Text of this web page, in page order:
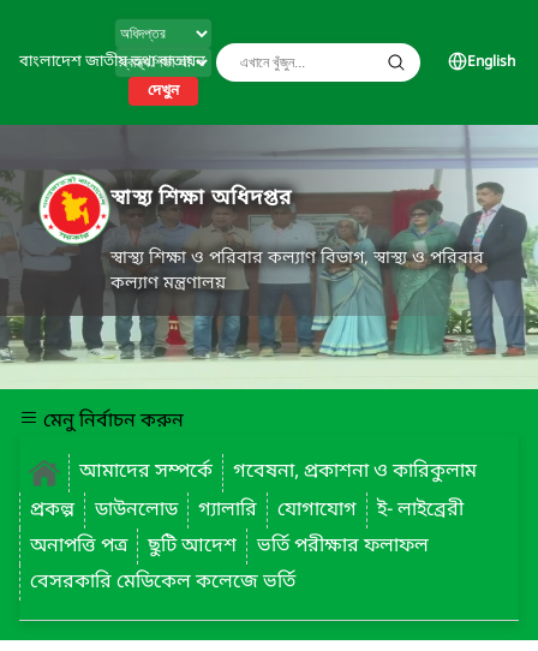
বাংলাদেশ জাতীয় তথ্য বাতায়ন
দেখুন
English
স্বাস্থ্য শিক্ষা অধিদপ্তর
স্বাস্থ্য শিক্ষা ও পরিবার কল্যাণ বিভাগ, স্বাস্থ্য ও পরিবার
কল্যাণ মন্ত্রণালয়
মেনু নির্বাচন করুন
আমাদের সম্পর্কে
গবেষনা, প্রকাশনা ও কারিকুলাম
প্রকল্প
ডাউনলোড গ্যালারি যোগাযোগ
ই- লাইব্রেরী
অনাপত্তি পত্র
ছুটি আদেশ
ভর্তি পরীক্ষার ফলাফল
বেসরকারি মেডিকেল কলেজে ভর্তি